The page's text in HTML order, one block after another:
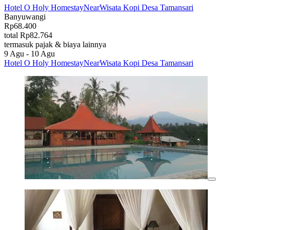
Hotel O Holy HomestayNearWisata Kopi Desa Tamansari
Banyuwangi
Rp68.400
total Rp82.764
termasuk pajak & biaya lainnya
9 Agu - 10 Agu
Hotel O Holy HomestayNearWisata Kopi Desa Tamansari